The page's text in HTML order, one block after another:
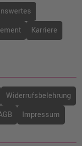
Karriere
Widerrufsbelehrung
Impressum